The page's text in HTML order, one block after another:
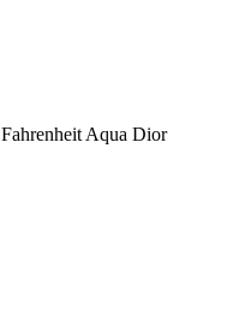
Fahrenheit Aqua Dior